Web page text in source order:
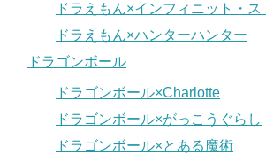
ドラえもん×インフィニット・ス
ドラえもん×ハンターハンター
ドラゴンボール
ドラゴンボール×Charlotte
ドラゴンボール×がっこうぐらし
ドラゴンボール×とある魔術